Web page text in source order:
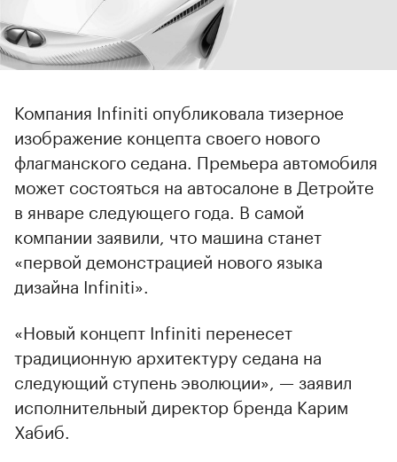
Компания Infiniti опубликовала тизерное
изображение концепта своего нового
флагманского седана. Премьера автомобиля
может состояться на автосалоне в Детройте
в январе следующего года. В самой
компании заявили, что машина станет
«первой демонстрацией нового языка
дизайна Infiniti».
«Новый концепт Infiniti перенесет
традиционную архитектуру седана на
следующий ступень эволюции», — заявил
исполнительный директор бренда Карим
Хабиб.